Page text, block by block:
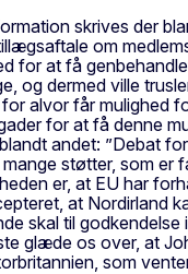
skrives der
om
for at få
og dermed ville
alvor får mulighed
for at få denne
andet: ”Debat
støtter, som er
er, at EU har
at Nordirland
skal til
glæde os over, at
som